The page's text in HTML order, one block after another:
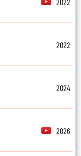
2022
2022
2024
2026